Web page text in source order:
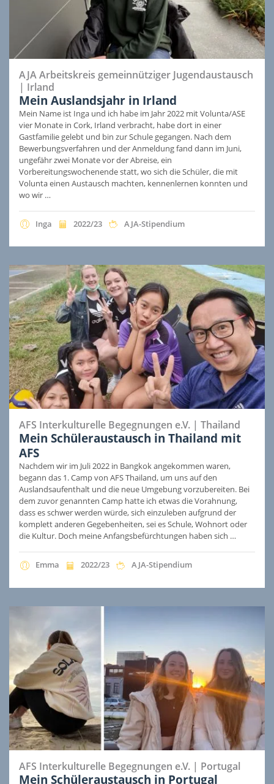
AJA Arbeitskreis gemeinnütziger Jugendaustausch
| Irland
Mein Auslandsjahr in Irland
Mein Name ist Inga und ich habe im Jahr 2022 mit Volunta/ASE
vier Monate in Cork, Irland verbracht, habe dort in einer
Gastfamilie gelebt und bin zur Schule gegangen. Nach dem
Bewerbungsverfahren und der Anmeldung fand dann im Juni,
ungefähr zwei Monate vor der Abreise, ein
Vorbereitungswochenende statt, wo sich die Schüler, die mit
Volunta einen Austausch machten, kennenlernen konnten und
wo wir …
Inga 2022/23 AJA-Stipendium
AFS Interkulturelle Begegnungen e.V. | Thailand
Mein Schüleraustausch in Thailand mit
AFS
Nachdem wir im Juli 2022 in Bangkok angekommen waren,
begann das 1. Camp von AFS Thailand, um uns auf den
Auslandsaufenthalt und die neue Umgebung vorzubereiten. Bei
dem zuvor genannten Camp hatte ich etwas die Vorahnung,
dass es schwer werden würde, sich einzuleben aufgrund der
komplett anderen Gegebenheiten, sei es Schule, Wohnort oder
die Kultur. Doch meine Anfangsbefürchtungen haben sich …
Emma 2022/23 AJA-Stipendium
AFS Interkulturelle Begegnungen e.V. | Portugal
Mein Schüleraustausch in Portugal